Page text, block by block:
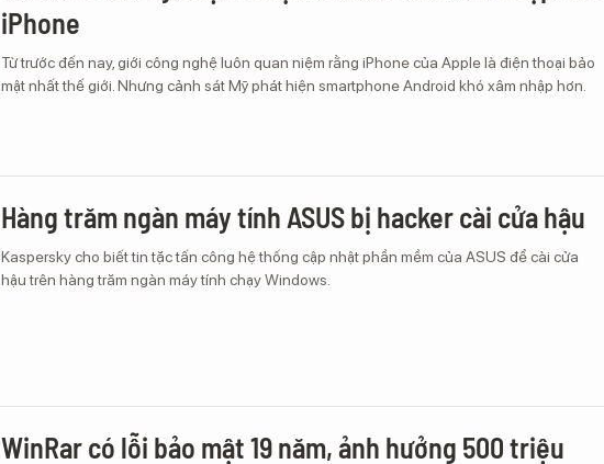
iPhone
Từ trước đến nay, giới công nghệ luôn quan niệm rằng iPhone của Apple là điện thoại bảo
mật nhất thế giới. Nhưng cảnh sát Mỹ phát hiện smartphone Android khó xâm nhập hơn.
Hàng trăm ngàn máy tính ASUS bị hacker cài cửa hậu
Kaspersky cho biết tin tặc tấn công hệ thống cập nhật phần mềm của ASUS để cài cửa
hậu trên hàng trăm ngàn máy tính chạy Windows.
WinRar có lỗi bảo mật 19 năm, ảnh hưởng 500 triệu